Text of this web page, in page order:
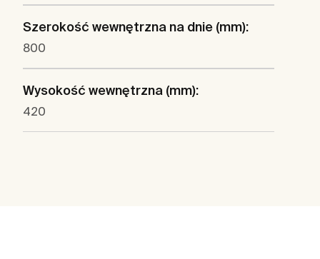
Szerokość wewnętrzna na dnie (mm):
800
Wysokość wewnętrzna (mm):
420